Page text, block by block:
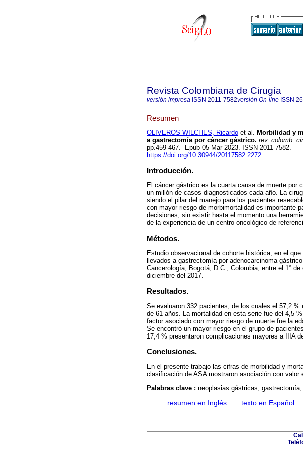
Revista Colombiana de Cirugía
versión impresa ISSN 2011-7582versión On-line ISSN
Resumen
OLIVEROS-WILCHES, Ricardo et al. Morbilidad y
a gastrectomía por cáncer gástrico. rev. colomb.
pp.459-467. Epub 05-Mar-2023. ISSN 2011-7582.
https://doi.org/10.30944/20117582.2272.
Introducción.
El cáncer gástrico es la cuarta causa de muerte por
un millón de casos diagnosticados cada año. La
siendo el pilar del manejo para los pacientes
con mayor riesgo de morbimortalidad es importante
decisiones, sin existir hasta el momento una
de la experiencia de un centro oncológico de
Métodos.
Estudio observacional de cohorte histórica, en el
llevados a gastrectomía por adenocarcinoma
Cancerología, Bogotá, D.C., Colombia, entre el 1°
diciembre del 2017.
Resultados.
Se evaluaron 332 pacientes, de los cuales el 57,2 %
de 61 años. La mortalidad en esta serie fue del 4,5
factor asociado con mayor riesgo de muerte fue la
Se encontró un mayor riesgo en el grupo de
17,4 % presentaron complicaciones mayores a IIIA
Conclusiones.
En el presente trabajo las cifras de morbilidad y
clasificación de ASA mostraron asociación con
Palabras clave : neoplasias gástricas;
· resumen en Inglés · texto en Español